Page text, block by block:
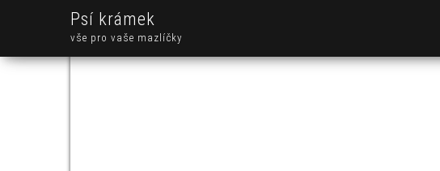
Psí krámek
vše pro vaše mazlíčky